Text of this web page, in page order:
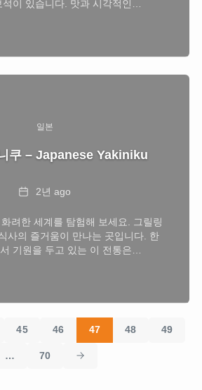
석이 있습니다. 맛과 시각적인…
일본
쿠 – Japanese Yakiniku
Date2년 ago
려한 세계를 탐험해 보세요. 그릴링
사의 즐거움이 만나는 곳입니다. 한
기원을 두고 있는 이 전통은…
45 46 47 48 49
… 70